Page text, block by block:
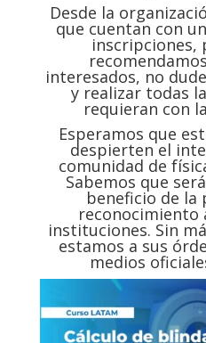
Desde la
que cuentan con
inscripciones,
interesados, no
y realizar todas
requieran con
Esperamos que
despierten el
comunidad de
Sabemos que
beneficio de la
reconocimiento
instituciones. Sin
estamos a sus
medios